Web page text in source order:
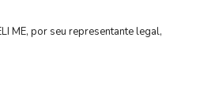
ME, por seu representante legal,